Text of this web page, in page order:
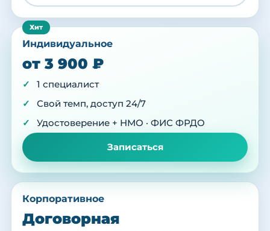
Индивидуальное
от 3 900 ₽
1 специалист
Свой темп, доступ 24/7
Удостоверение + НМО · ФИС ФРДО
Записаться
Корпоративное
Договорная